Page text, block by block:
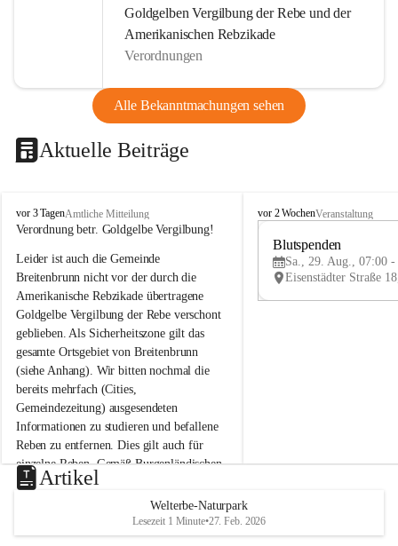
Goldgelben Vergilbung der Rebe und der
Amerikanischen Rebzikade
Verordnungen
Alle Bekanntmachungen sehen
Aktuelle Beiträge
B
r
i
t
e
n
b
r
u
n
n
a
m
N
e
u
s
d
vor 3 TagenAmtliche Mitteilung
Verordnung betr. Goldgelbe Vergilbung!
Leider ist auch die Gemeinde
Breitenbrunn nicht vor der durch die
Amerikanische Rebzikade übertragene
Goldgelbe Vergilbung der Rebe verschont
geblieben. Als Sicherheitszone gilt das
gesamte Ortsgebiet von Breitenbrunn
(siehe Anhang). Wir bitten nochmal die
bereits mehrfach (Cities,
Gemeindezeitung) ausgesendeten
Informationen zu studieren und befallene
Reben zu entfernen. Dies gilt auch für
einzelne Reben. Gemäß Burgenländischen
Weinbaugesetz sind nicht gepflegte oder
unzulässige Weingärten zu roden! Bitte
helfen wir zusammen um unsere Winzer
vor den prognostizierten Ernteausfällen
B
e
u
e
d
vor 2 WochenVeranstaltung
Blutspenden
Sa., 29. Aug., 07:00 -
Artikel
Welterbe-Naturpark
Lesezeit 1 Minute•27. Feb. 2026